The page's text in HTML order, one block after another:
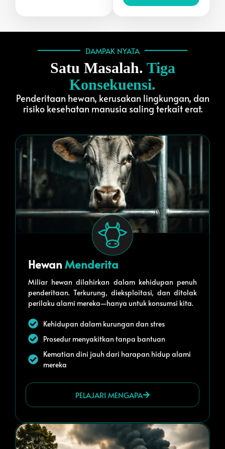
DAMPAK NYATA
Satu Masalah. Tiga
Konsekuensi.
Penderitaan hewan, kerusakan lingkungan, dan
risiko kesehatan manusia saling terkait erat.
Hewan Menderita
Miliar hewan dilahirkan dalam kehidupan penuh
penderitaan. Terkurung, dieksploitasi, dan ditolak
perilaku alami mereka—hanya untuk konsumsi kita.
Kehidupan dalam kurungan dan stres
Prosedur menyakitkan tanpa bantuan
Kematian dini jauh dari harapan hidup alami
mereka
PELAJARI MENGAPA